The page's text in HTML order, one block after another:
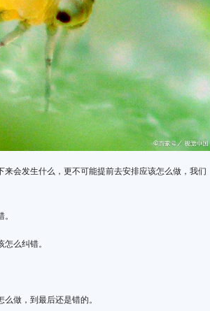
会发生什么，更不可能提前去安排应该怎么做，我们
么纠错。
做，到最后还是错的。